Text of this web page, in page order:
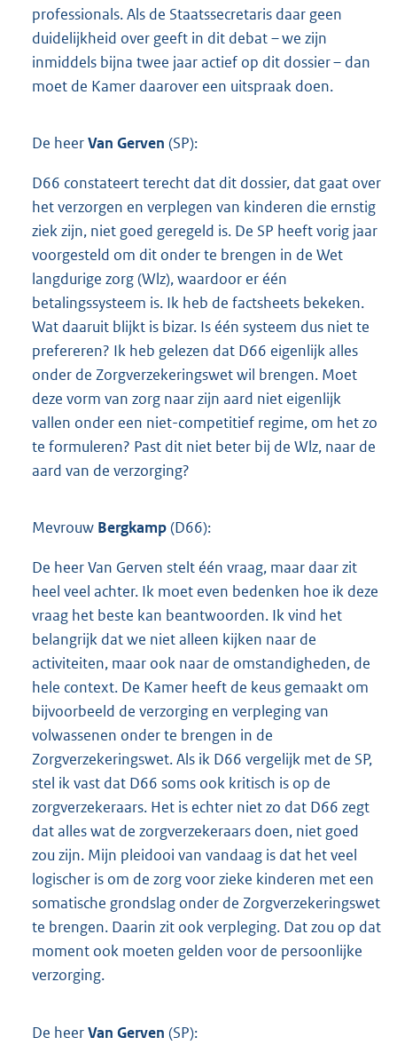
professionals. Als de Staatssecretaris daar geen
duidelijkheid over geeft in dit debat – we zijn
inmiddels bijna twee jaar actief op dit dossier – dan
moet de Kamer daarover een uitspraak doen.
De heerVan Gerven (SP):
D66 constateert terecht dat dit dossier, dat gaat over
het verzorgen en verplegen van kinderen die ernstig
ziek zijn, niet goed geregeld is. De SP heeft vorig jaar
voorgesteld om dit onder te brengen in de Wet
langdurige zorg (Wlz), waardoor er één
betalingssysteem is. Ik heb de factsheets bekeken.
Wat daaruit blijkt is bizar. Is één systeem dus niet te
prefereren? Ik heb gelezen dat D66 eigenlijk alles
onder de Zorgverzekeringswet wil brengen. Moet
deze vorm van zorg naar zijn aard niet eigenlijk
vallen onder een niet-competitief regime, om het zo
te formuleren? Past dit niet beter bij de Wlz, naar de
aard van de verzorging?
Mevrouw Bergkamp(D66):
De heer Van Gerven stelt één vraag, maar daar zit
heel veel achter. Ik moet even bedenken hoe ik deze
vraag het beste kan beantwoorden. Ik vind het
belangrijk dat we niet alleen kijken naar de
activiteiten, maar ook naar de omstandigheden, de
hele context. De Kamer heeft de keus gemaakt om
bijvoorbeeld de verzorging en verpleging van
volwassenen onder te brengen in de
Zorgverzekeringswet. Als ik D66 vergelijk met de SP,
stel ik vast dat D66 soms ook kritisch is op de
zorgverzekeraars. Het is echter niet zo dat D66 zegt
dat alles wat de zorgverzekeraars doen, niet goed
zou zijn. Mijn pleidooi van vandaag is dat het veel
logischer is om de zorg voor zieke kinderen met een
somatische grondslag onder de Zorgverzekeringswet
te brengen. Daarin zit ook verpleging. Dat zou op dat
moment ook moeten gelden voor de persoonlijke
verzorging.
De heerVan Gerven (SP):